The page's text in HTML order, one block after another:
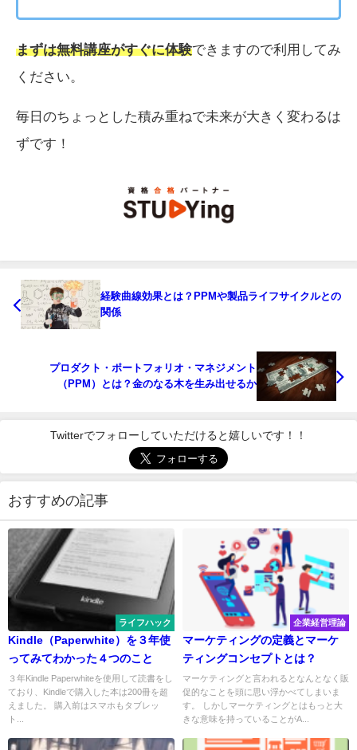
まずは無料講座がすぐに体験できますので利用してみ
ください。
毎日のちょっとした積み重ねで未来が大きく変わるは
ずです！
経験曲線効果とは？PPMや製品ライフサイクルとの
関係
プロダクト・ポートフォリオ・マネジメント
（PPM）とは？金のなる木を生み出せるか
Twitterでフォローしていただけると嬉しいです！！
おすすめの記事
ライフハック
Kindle（Paperwhite）を３年使
ってみてわかった４つのこと
３年Kindle Paperwhiteを使用して読書をし
ており、Kindleで購入した本は200冊を超
えました。 購入前はスマホもタブレッ
ト...
企業経営理論
マーケティングの定義とマーケ
ティングコンセプトとは？
マーケティングと言われるとなんとなく販
促的なことを頭に思い浮かべてしまいま
す。 しかしマーケティングとはもっと大
きな意味を持っていることがA...